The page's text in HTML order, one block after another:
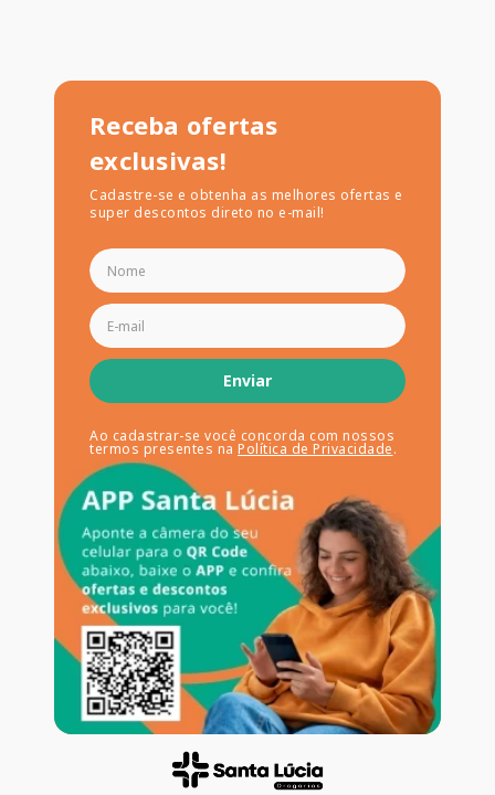
Receba ofertas
exclusivas!
Cadastre-se e obtenha as melhores ofertas e
super descontos direto no e-mail!
Enviar
Ao cadastrar-se você concorda com nossos
termos presentes na Política de Privacidade.